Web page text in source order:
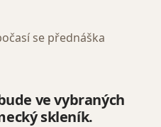
se přednáška
ve vybraných
skleník.